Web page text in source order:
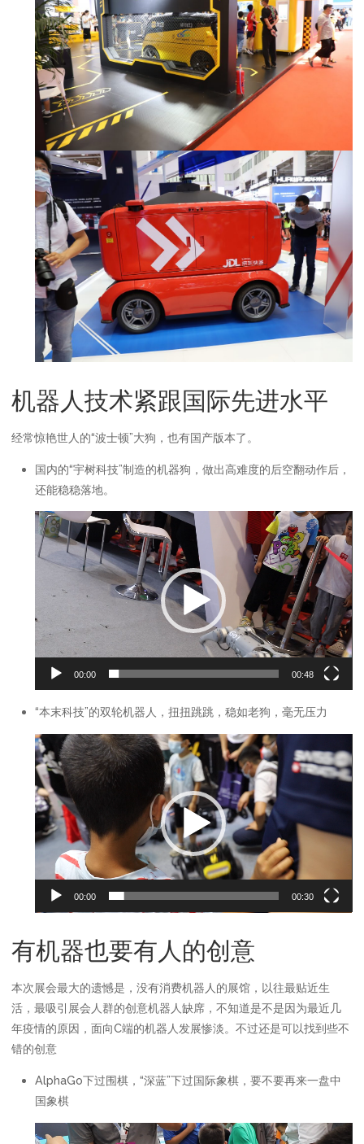
机器人技术紧跟国际先进水平
经常惊艳世人的“波士顿”大狗，也有国产版本了。
国内的“宇树科技”制造的机器狗，做出高难度的后空翻动作后，
还能稳稳落地。
视
频
播
00:00 00:48
“本末科技”的双轮机器人，扭扭跳跳，稳如老狗，毫无压力
视
频
播
放
器
00:00 00:30
有机器也要有人的创意
本次展会最大的遗憾是，没有消费机器人的展馆，以往最贴近生
活，最吸引展会人群的创意机器人缺席，不知道是不是因为最近几
年疫情的原因，面向C端的机器人发展惨淡。不过还是可以找到些不
错的创意
AlphaGo下过围棋，“深蓝”下过国际象棋，要不要再来一盘中
国象棋
视